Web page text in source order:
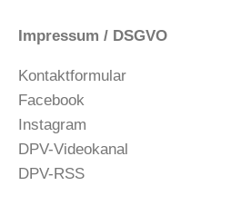
Impressum / DSGVO
Kontaktformular
Facebook
Instagram
DPV-Videokanal
DPV-RSS